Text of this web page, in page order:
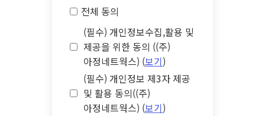
전체 동의
(필수) 개인정보수집,활용 및
제공을 위한 동의 ((주)
아정네트웍스) (보기)
(필수) 개인정보 제3자 제공
및 활용 동의((주)
아정네트웍스) (보기)